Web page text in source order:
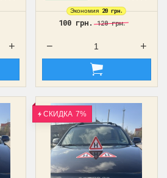
Экономия 20 грн.
100 грн.120 грн.
СКИДКА 7%